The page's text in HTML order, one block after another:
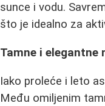
sunce i vodu.
što je idealno za
Tamne i elegantne
Iako proleće i leto
Među omiljenim